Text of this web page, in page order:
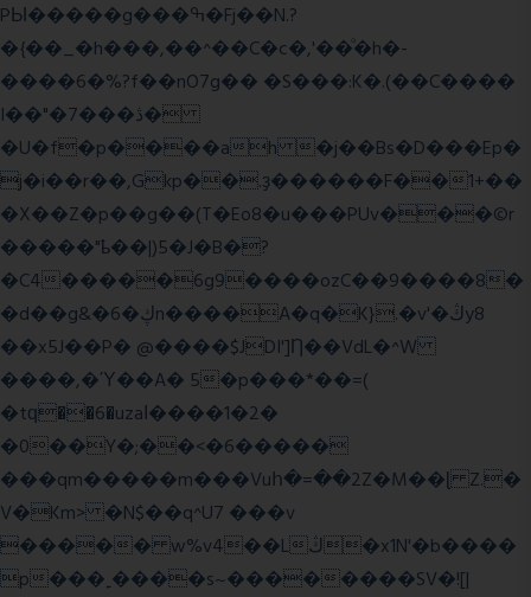
PЫ�����g���ߒ�Fj��N.?
�{��_�h���,��^��C�c�,'��ͦ�h�-
����6�%?f��nO7 g�� �S���:K�.(��C����
I��"�7 ���ڎ�
�U�f�p����ah �j��Bs�D���Ep�
j�i��r��,Gkp��.ҙ������F��1+��
�X��Z�p��g��(T�Eo8�u���PUv���©r
�����"ҍ��|)5�J�B�?
�C4�����6g9����ozC��9����8�
�d��g&�6�ڮn����A�q�K}.�v'�ڭy8
��x5J��P� @����$JDI']Ƞ��VdL�^W
����,�Ύ��A� 5�p���*��=(
�tԛ��6�uzaІ����1�2�
�0��Y�;��<�6�����
���qm�����m���Vuհ�=��2Z�M��ɭ Z.�
V�Km> �N$��q^U7 ���v
����� w%v4��Lڭ�x1N'�b����
p���˿����s~��������SV�![|